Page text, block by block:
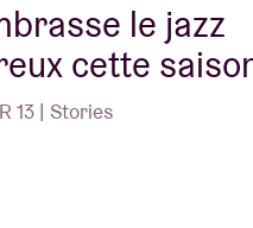
le jazz
cette
13 | Stories